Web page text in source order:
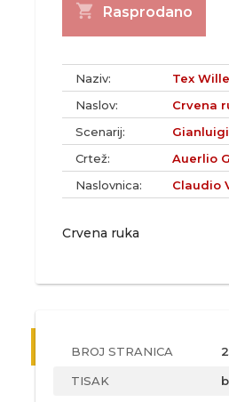
shopping_cart Rasprodano
Naziv:
Tex
Naslov:
Crvena
Scenarij:
Crtež:
Auerlio
Naslovnica:
Claudio
Crvena ruka
BROJ STRANICA
TISAK